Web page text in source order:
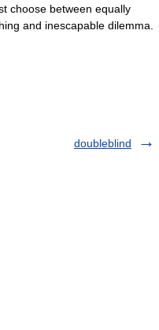
choose between equally
and inescapable dilemma.
doubleblind